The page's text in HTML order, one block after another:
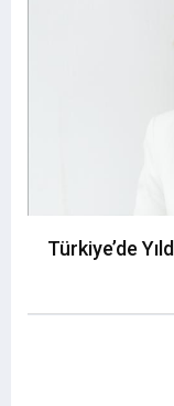
Türkiye’de